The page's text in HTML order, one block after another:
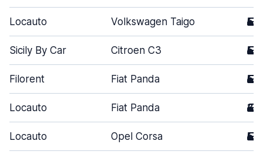
Locauto Volkswagen Taigo 5
Sicily By Car Citroen C3 5
Filorent Fiat Panda 5
Locauto Fiat Panda 3
Locauto Opel Corsa 5